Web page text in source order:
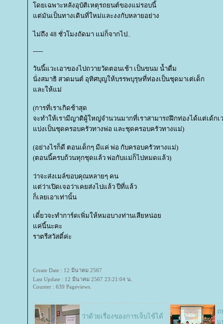
ดยเฉพาะหลังอุบัติเหตุรถยนต์ของแม่รอบนี้
ต่มันเป็นทางเดินที่ใหม่และงงกับหลายอย่าง
ไม่ถึง 48 ชั่วโมงถัดมา แม่ก็จากไป..
-----
วันนี้แวะเอาของไปถวายวัดตอนเช้า เป็นขนม น้ำดื่ม
นั่งสมาธิ สวดมนต์ อุทิศบุญให้บรรพบุรุษที่ท่องเป็นชุดมาเต่เด็ก
ละให้แม่
(การที่เราเกิดช้าสุด
จะทำให้เรามีญาติผู้ใหญ่จำนวนมากที่เราสามารถฝึกท่องได้แต่เด้ก
บ่งเป็นชุดครอบครัวทางพ่อ และชุดครอบครัวทางแม่)
(อย่างไรก็ดี ตอนเด็กๆ มีแค่ พ่อ กับครอบครัวทางแม่)
(ตอนนี้ครบถ้วนทุกชุดแล้ว พ่อกับแม่ก็ไปหมดแล้ว)
ว่าจะส่งเมล์ขอบคุณหลายๆ คน
ต่ว่าเปิดเจอว่าเคยส่งไปแล้ว ปีที่แล้ว
ก็เลยเอาเท่านั้น
เดี๋ยวจะทำการ์ดเพิ่มให้หมอบางท่านเสียหน่อ
ค่นี้นะคะ
ราตรีสวัสดิ์ค่ะ
Create Date : 12 มีนาคม 2567
Last Update : 12 มีนาคม 2567 23:21:04 น.
Counter : 639 Pageviews.
ว่าด้วยเรื่องของการเจ็บไข้ได้
ถ
บ่